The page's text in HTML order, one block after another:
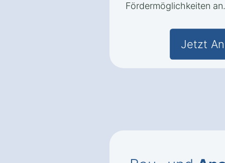
Fördermöglichkeiten an.
Jetzt